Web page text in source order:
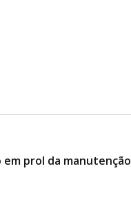
prol da